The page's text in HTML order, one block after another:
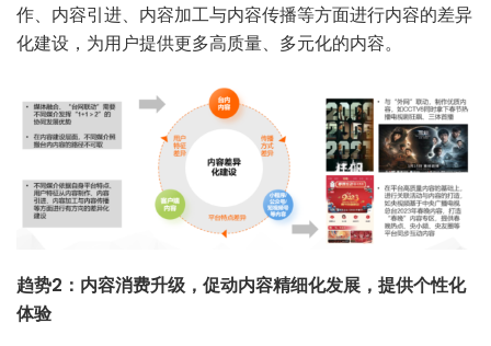
作、内容引进、内容加工与内容传播等方面进行内容的差异
化建设，为用户提供更多高质量、多元化的内容。
趋势2：内容消费升级，促动内容精细化发展，提供个性化
体验